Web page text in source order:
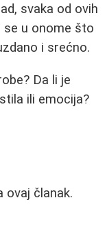
svaka od ovih
se u onome što
i srećno.
Da li je
ili emocija?
ovaj članak.